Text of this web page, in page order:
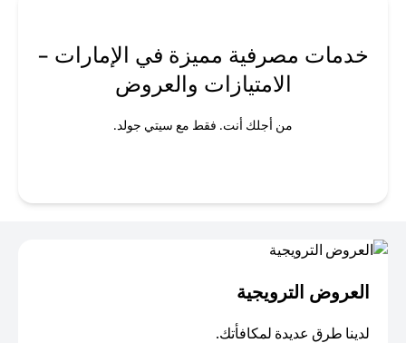
خدمات مصرفية مميزة في الإمارات -
الامتيازات والعروض
من أجلك أنت. فقط مع سيتي جولد.
العروض الترويجية
لدينا طرق عديدة لمكافأتك.